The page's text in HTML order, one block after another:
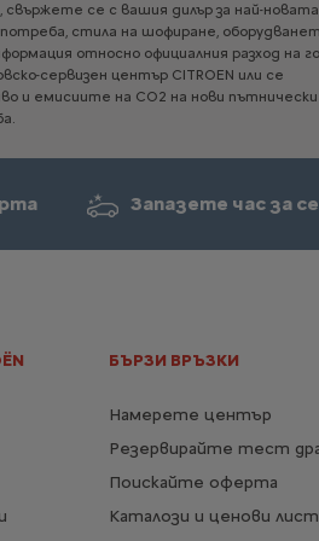
свържете се с вашия дилър за най-новата
стила на шофиране,
относно официалния разход на
сервизен център CITROEN или се
и емисиите на CO2 на нови пътнически
Запазете час за
БЪРЗИ ВРЪЗКИ
Намерете център
Резервирайте тест
Поискайте оферта
Каталози и ценови